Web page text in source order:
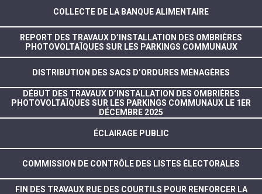
COLLECTE DE LA BANQUE ALIMENTAIRE
REPORT DES TRAVAUX D’INSTALLATION DES OMBRIÈRES
PHOTOVOLTAÏQUES SUR LES PARKINGS COMMUNAUX
DISTRIBUTION DES SACS D’ORDURES MÉNAGÈRES
DÉBUT DES TRAVAUX D’INSTALLATION DES OMBRIÈRES
PHOTOVOLTAÏQUES SUR LES PARKINGS COMMUNAUX LE 1ER
DÉCEMBRE 2025
ÉCLAIRAGE PUBLIC
COMMISSION DE CONTRÔLE DES LISTES ÉLECTORALES
FIN DES TRAVAUX RUE DES COURTILS POUR RENFORCER LA